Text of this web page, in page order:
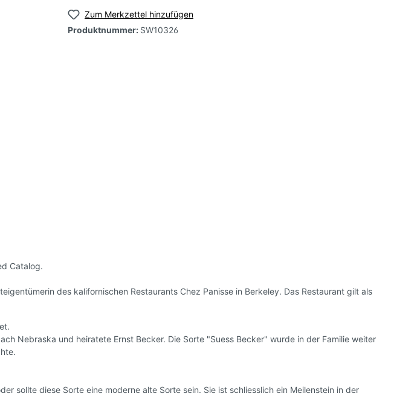
Tomatensamen, grün,
Zum Merkzettel hinzufügen
Produktnummer: SW10326
Catalog.
des kalifornischen Restaurants Chez Panisse in Berkeley. Das Restaurant gilt als
Nebraska und heiratete Ernst Becker. Die Sorte "Suess Becker" wurde in der Familie weiter
sollte diese Sorte eine moderne alte Sorte sein. Sie ist schliesslich ein Meilenstein in der